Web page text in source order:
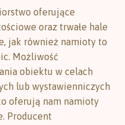
oferujące
oraz trwałe hale
jak również namioty to
Możliwość
obiektu w celach
lub wystawienniczych
oferują nam namioty
Producent